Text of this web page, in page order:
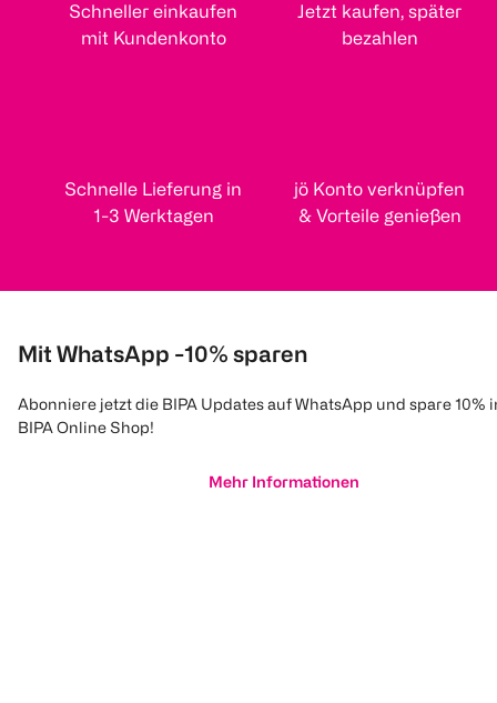
Schneller einkaufen
mit Kundenkonto
Jetzt kaufen, später
bezahlen
Schnelle Lieferung in
1-3 Werktagen
jö Konto verknüpfen
& Vorteile genießen
Mit WhatsApp -10% sparen
Abonniere jetzt die BIPA Updates auf WhatsApp und spare 10%
BIPA Online Shop!
Mehr Informationen